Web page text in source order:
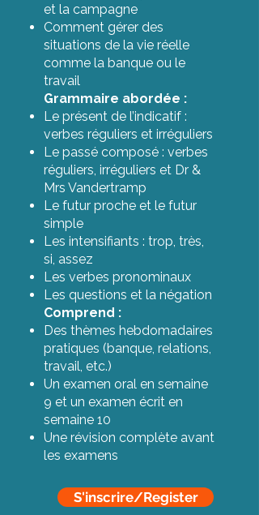
et la campagne
Comment gérer des
situations de la vie réelle
comme la banque ou le
travail
Grammaire abordée :
Le présent de l’indicatif :
verbes réguliers et irréguliers
Le passé composé : verbes
réguliers, irréguliers et Dr &
Mrs Vandertramp
Le futur proche et le futur
simple
Les intensifiants : trop, très,
si, assez
Les verbes pronominaux
Les questions et la négation
Comprend :
Des thèmes hebdomadaires
pratiques (banque, relations,
travail, etc.)
Un examen oral en semaine
9 et un examen écrit en
semaine 10
Une révision complète avant
les examens
S'inscrire/Register